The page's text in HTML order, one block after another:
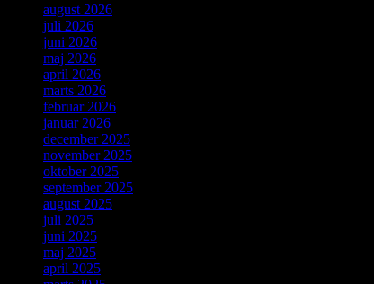
august 2026
juli 2026
juni 2026
maj 2026
april 2026
marts 2026
februar 2026
januar 2026
december 2025
november 2025
oktober 2025
september 2025
august 2025
juli 2025
juni 2025
maj 2025
april 2025